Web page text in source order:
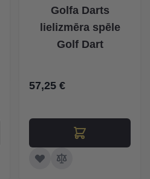
Golfa Darts
lielizmēra spēle
Golf Dart
57,25 €